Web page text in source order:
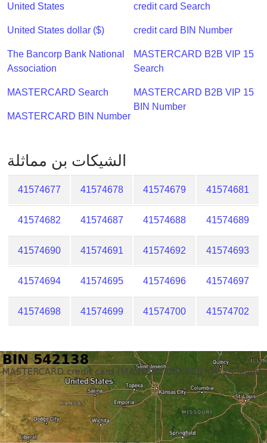
IP
Checker
/
Validator
United States
United States dollar ($)
The Bancorp Bank National
Association
MASTERCARD Search
MASTERCARD BIN Number
credit card Search
credit card BIN Number
MASTERCARD B2B VIP 15
Search
MASTERCARD B2B VIP 15
BIN Number
الشيكات بن مماثلة
41574677 41574678 41574679 41574681
41574682 41574687 41574688 41574689
41574690 41574691 41574692 41574693
41574694 41574695 41574696 41574697
41574698 41574699 41574700 41574702